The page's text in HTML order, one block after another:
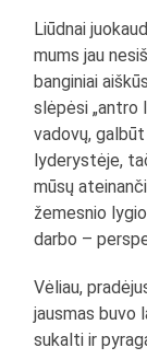
Liūdnai
mums jau
banginiai
slėpėsi „antro
vadovų,
lyderystėje,
mūsų
žemesnio
darbo –
Vėliau,
jausmas buvo
sukalti ir